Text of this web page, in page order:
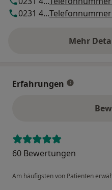
0231 4...
Mehr
Erfahrungen
60 Bewertungen
Am häufigsten von Patienten